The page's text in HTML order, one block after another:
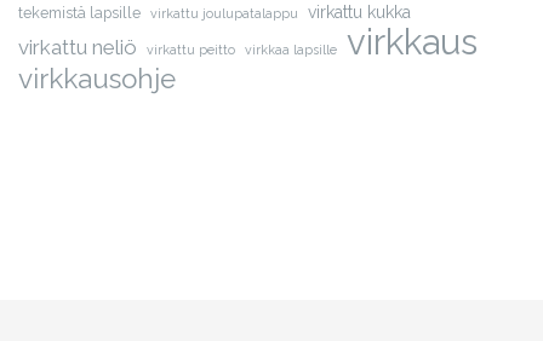
tekemistä lapsille
virkattu joulupatalappu virkattu kukka
virkattu neliö virkattu peitto virkkaa lapsille virkkaus
virkkausohje